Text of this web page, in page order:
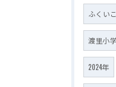
ふくい
渡里小
2024年